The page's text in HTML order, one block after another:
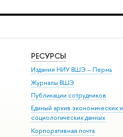
РЕСУРСЫ
Издания НИУ ВШЭ ­– Пермь
Журналы ВШЭ
Публикации сотрудников
Единый архив экономических и
социологических данных
Корпоративная почта